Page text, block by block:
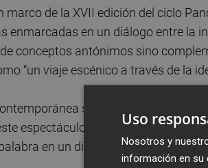
marco de la XVII edición del ciclo
enmarcadas en un diálogo entre la
conceptos antónimos sino
“un viaje escénico a través de la
son otras de las
espectáculo, en el que está
en un discurso emocional
Uso
Nosotros y
información en su